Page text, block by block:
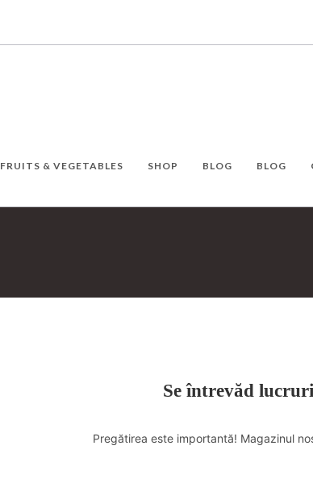
FRUITS & VEGETABLES SHOP BLOG BLOG
Se întrevăd
Pregătirea este importantă! Magazinul